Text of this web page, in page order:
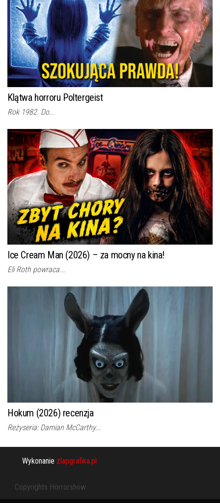
Klątwa horroru Poltergeist
Rok 1982. Do...
Ice Cream Man (2026) – za mocny na kina!
Eli Roth powraca...
Hokum (2026) recenzja
Reżyseria: Damian McCarthy...
Wykonanie zlapgrafika.pl
Copyrights Horrorshow